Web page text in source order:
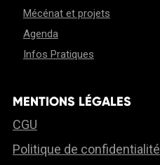
Mécénat et projets
Agenda
Infos Pratiques
MENTIONS LÉGALES
CGU
Politique de confidentialité